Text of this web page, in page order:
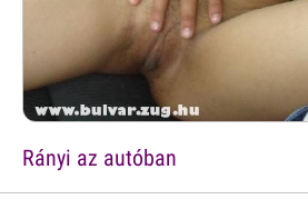
Rányi az autóban